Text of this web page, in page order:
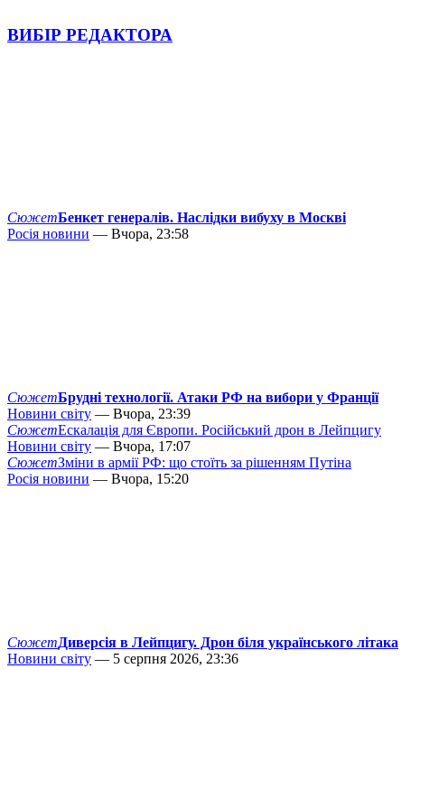
ВИБІР РЕДАКТОРА
СюжетБенкет генералів. Наслідки вибуху в Москві
Росія новини — Вчора, 23:58
СюжетБрудні технології. Атаки РФ на вибори у Франції
Новини світу — Вчора, 23:39
СюжетЕскалація для Європи. Російський дрон в Лейпцигу
Новини світу — Вчора, 17:07
СюжетЗміни в армії РФ: що стоїть за рішенням Путіна
Росія новини — Вчора, 15:20
СюжетДиверсія в Лейпцигу. Дрон біля українського літака
Новини світу — 5 серпня 2026, 23:36